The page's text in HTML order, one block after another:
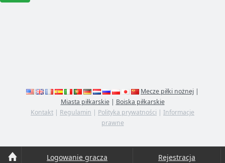
Logowanie gracza Rejestracja
Mecze piłki nożnej |
Miasta piłkarskie| Boiska piłkarskie
Kontakt | Regulamin | Polityka prywatności | Informacje
prawne